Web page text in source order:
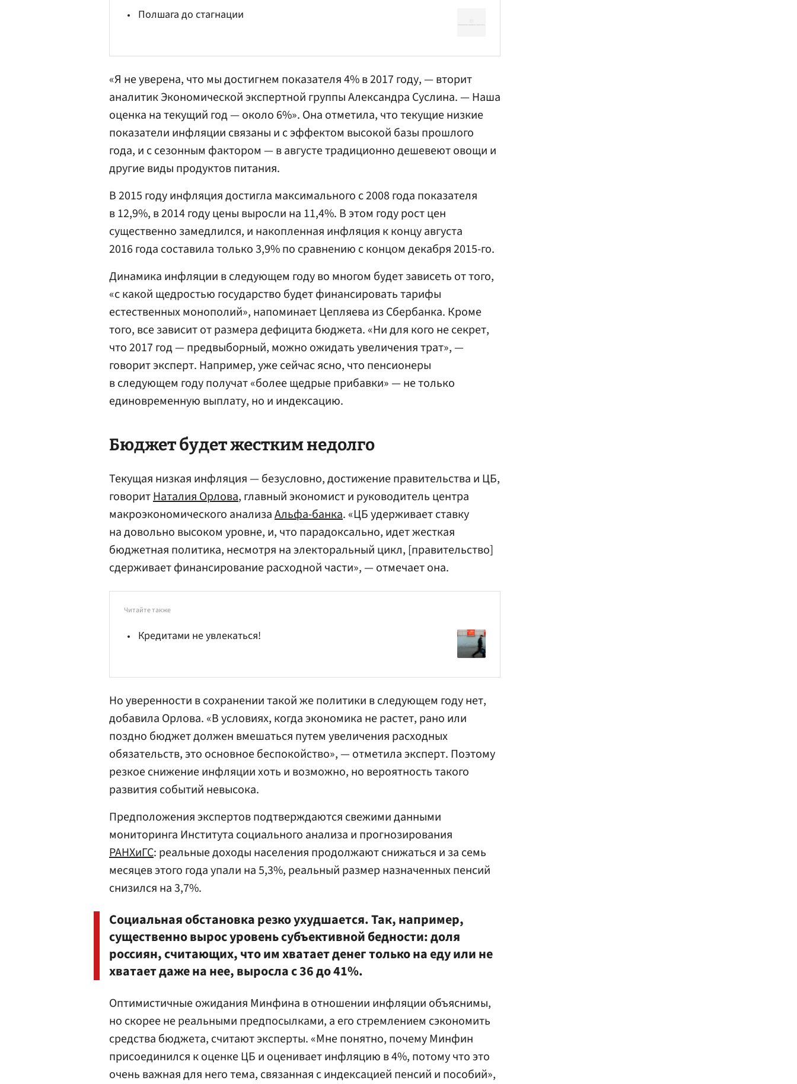
Полшага до стагнации
«Я не уверена, что мы достигнем показателя 4% в 2017 году, — вторит
аналитик Экономической экспертной группыАлександра Суслина. — Наша
оценка на текущий год — около 6%». Она отметила, что текущие низкие
показатели инфляции связаны и с эффектом высокой базы прошлого
года, и с сезонным фактором — в августе традиционно дешевеют овощи и
другие виды продуктов питания.
В 2015 году инфляция достигла максимального с 2008 года показателя
в 12,9%, в 2014 году цены выросли на 11,4%. В этом году рост цен
существенно замедлился, и накопленная инфляция к концу августа
2016 года составила только 3,9% по сравнению с концом декабря 2015-го.
Динамика инфляции в следующем году во многом будет зависеть от того,
«с какой щедростью государство будет финансировать тарифы
естественных монополий», напоминает Цепляева из Сбербанка. Кроме
того, все зависит от размера дефицита бюджета. «Ни для кого не секрет,
что 2017 год — предвыборный, можно ожидать увеличения трат», —
говорит эксперт. Например, уже сейчас ясно, что пенсионеры
в следующем году получат «более щедрые прибавки» — не только
единовременную выплату, но и индексацию.
Бюджет будет жестким недолго
Текущая низкая инфляция — безусловно, достижение правительства и ЦБ,
говоритНаталия Орлова, главный экономист и руководитель центра
макроэкономического анализаАльфа-банка. «ЦБ удерживает ставку
на довольно высоком уровне, и, что парадоксально, идет жесткая
бюджетная политика, несмотря на электоральный цикл, [правительство]
сдерживает финансирование расходной части», — отмечает она.
Читайте также
Кредитами не увлекаться!
Но уверенности в сохранении такой же политики в следующем году нет,
добавила Орлова. «В условиях, когда экономика не растет, рано или
поздно бюджет должен вмешаться путем увеличения расходных
обязательств, это основное беспокойство», — отметила эксперт. Поэтому
резкое снижение инфляции хоть и возможно, но вероятность такого
развития событий невысока.
Предположения экспертов подтверждаются свежими данными
мониторинга Института социального анализа и прогнозирования
РАНХиГС: реальные доходы населения продолжают снижаться и за семь
месяцев этого года упали на 5,3%, реальный размер назначенных пенсий
снизился на 3,7%.
Социальная обстановка резко ухудшается. Так, например,
существенно вырос уровень субъективной бедности: доля
россиян, считающих, что им хватает денег только на еду или не
хватает даже на нее, выросла с 36 до 41%.
Оптимистичные ожидания Минфина в отношении инфляции объяснимы,
но скорее не реальными предпосылками, а его стремлением сэкономить
средства бюджета, считают эксперты. «Мне понятно, почему Минфин
присоединился к оценке ЦБ и оценивает инфляцию в 4%, потому что это
очень важная для него тема, связанная с индексацией пенсий и пособий»,